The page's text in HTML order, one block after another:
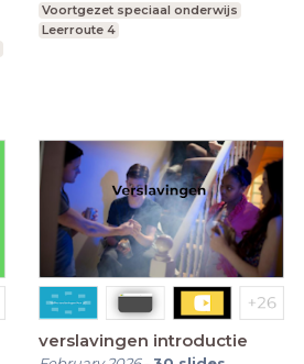
Voortgezet speciaal onderwijs
Leerroute 4
verslavingen introductie